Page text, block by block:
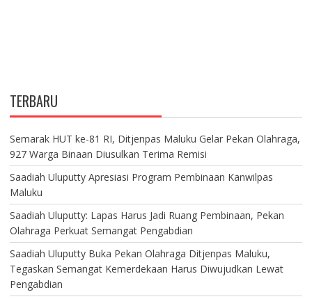
TERBARU
Semarak HUT ke-81 RI, Ditjenpas Maluku Gelar Pekan Olahraga,
927 Warga Binaan Diusulkan Terima Remisi
Saadiah Uluputty Apresiasi Program Pembinaan Kanwilpas
Maluku
Saadiah Uluputty: Lapas Harus Jadi Ruang Pembinaan, Pekan
Olahraga Perkuat Semangat Pengabdian
Saadiah Uluputty Buka Pekan Olahraga Ditjenpas Maluku,
Tegaskan Semangat Kemerdekaan Harus Diwujudkan Lewat
Pengabdian